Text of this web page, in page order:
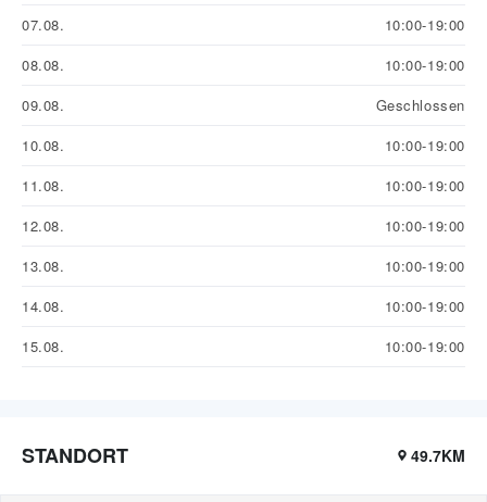
07.08.
10:00-19:00
08.08.
10:00-19:00
09.08.
Geschlossen
10.08.
10:00-19:00
11.08.
10:00-19:00
12.08.
10:00-19:00
13.08.
10:00-19:00
14.08.
10:00-19:00
15.08.
10:00-19:00
STANDORT 49.7KM